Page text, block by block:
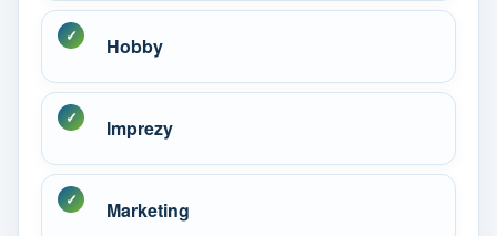
Hobby
Imprezy
Marketing